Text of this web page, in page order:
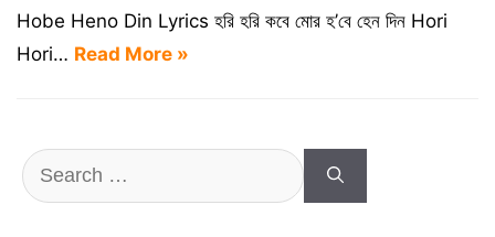
Hobe Heno Din Lyrics হরি হরি কবে মোর হ’বে হেন দিন Hori
Hori… Read More »
Search
for: